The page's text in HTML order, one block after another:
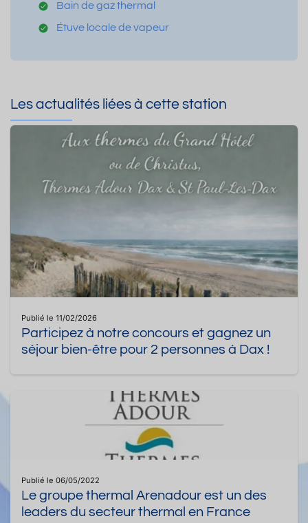
Bain de gaz thermal
Étuve locale de vapeur
Les actualités liées à cette station
Publié le 11/02/2026
Participez à notre concours et gagnez un
séjour bien-être pour 2 personnes à Dax !
Publié le 06/05/2022
Le groupe thermal Arenadour est un des
leaders du secteur thermal en France